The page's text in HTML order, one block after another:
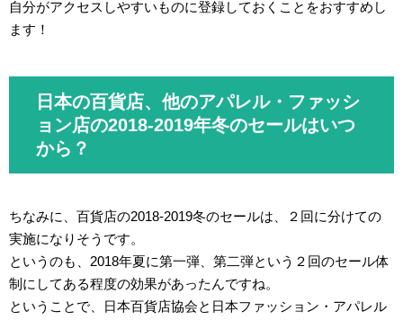
自分がアクセスしやすいものに登録しておくことをおすすめし
ます！
日本の百貨店、他のアパレル・ファッシ
ョン店の2018-2019年冬のセールはいつ
から？
ちなみに、百貨店の2018-2019冬のセールは、２回に分けての
実施になりそうです。
というのも、2018年夏に第一弾、第二弾という２回のセール体
制にしてある程度の効果があったんですね。
ということで、日本百貨店協会と日本ファッション・アパレル